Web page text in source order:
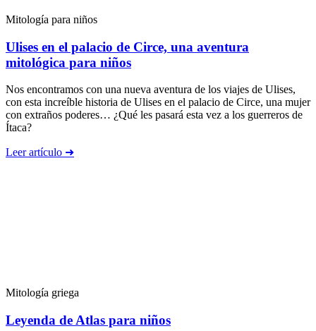
Mitología para niños
Ulises en el palacio de Circe, una aventura
mitológica para niños
Nos encontramos con una nueva aventura de los viajes de Ulises,
con esta increíble historia de Ulises en el palacio de Circe, una mujer
con extraños poderes… ¿Qué les pasará esta vez a los guerreros de
Ítaca?
Leer artículo ➜
Mitología griega
Leyenda de Atlas para niños